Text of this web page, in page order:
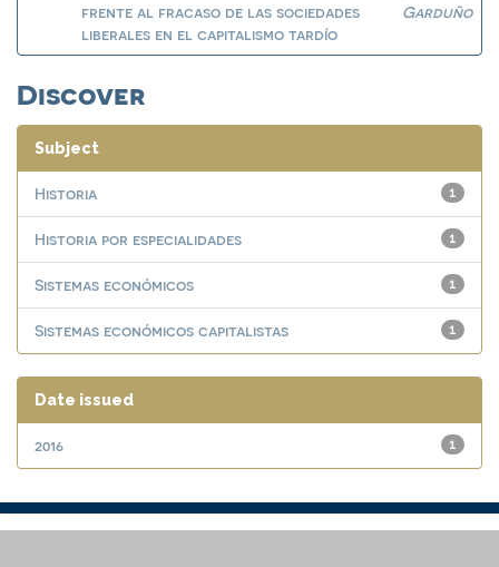
frente al fracaso de las sociedades
liberales en el capitalismo tardío
Garduño
Discover
Subject
1
Historia
1
Historia por especialidades
1
Sistemas económicos
1
Sistemas económicos capitalistas
Date issued
1
2016